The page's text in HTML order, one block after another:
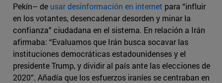
Pekín– de usar desinformación en internet para “influir
en los votantes, desencadenar desorden y minar la
confianza” ciudadana en el sistema. En relación a Irán
afirmaba: “Evaluamos que Irán busca socavar las
instituciones democráticas estadounidenses y el
presidente Trump, y dividir al país ante las elecciones de
2020”. Añadía que los esfuerzos iraníes se centraban en